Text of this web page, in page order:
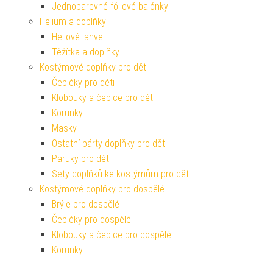
Jednobarevné fóliové balónky
Helium a doplňky
Heliové lahve
Těžítka a doplňky
Kostýmové doplňky pro děti
Čepičky pro děti
Klobouky a čepice pro děti
Korunky
Masky
Ostatní párty doplňky pro děti
Paruky pro děti
Sety doplňků ke kostýmům pro děti
Kostýmové doplňky pro dospělé
Brýle pro dospělé
Čepičky pro dospělé
Klobouky a čepice pro dospělé
Korunky